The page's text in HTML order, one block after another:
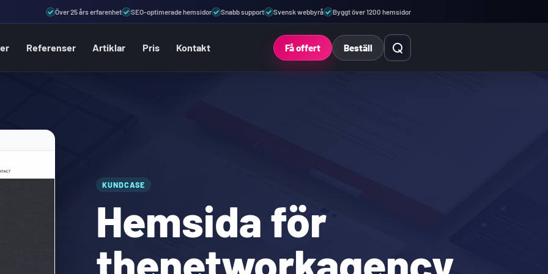
Över 25 års erfarenhet SEO-optimerade hemsidor Snabb support Svensk webbyrå Byggt över 1200 hemsidor
Referenser Artiklar Pris Kontakt Få offert Beställ Öppna sök
KUNDCASE
Hemsida för
thenetworkagency